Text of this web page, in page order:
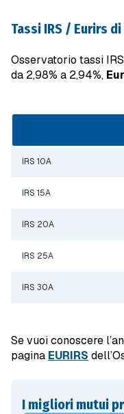
Tassi IRS / Eurirs
Osservatorio tassi
da 2,98% a 2,94%,
IRS 10A
IRS 15A
IRS 20A
IRS 25A
IRS 30A
Se vuoi conoscere
pagina EURIRS
I migliori mutui